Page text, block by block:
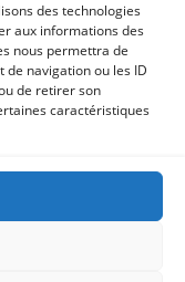
des technologies
aux informations des
nous permettra de
navigation ou les ID
de retirer son
caractéristiques
Sep